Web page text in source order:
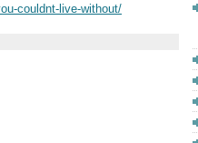
couldnt-live-without/